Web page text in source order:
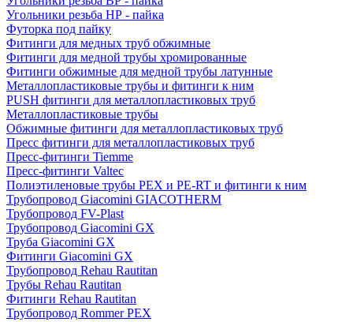
Угольники резьба НР - пайка
Футорка под пайку
Фитинги для медных труб обжимные
Фитинги для медной трубы хромированные
Фитинги обжимные для медной трубы латунные
Металлопластиковые трубы и фитинги к ним
PUSH фитинги для металлопластиковых труб
Металлопластиковые трубы
Обжимные фитинги для металлопластиковых труб
Пресс фитинги для металлопластиковых труб
Пресс-фитинги Tiemme
Пресс-фитинги Valtec
Полиэтиленовые трубы PEX и PE-RT и фитинги к ним
Трубопровод Giacomini GIACOTHERM
Трубопровод FV-Plast
Трубопровод Giacomini GX
Труба Giacomini GX
Фитинги Giacomini GX
Трубопровод Rehau Rautitan
Трубы Rehau Rautitan
Фитинги Rehau Rautitan
Трубопровод Rommer PEX